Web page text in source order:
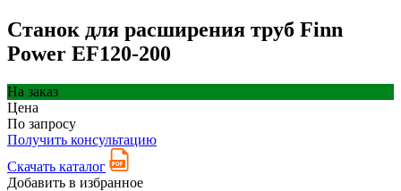
Станок для расширения труб Finn
Power EF120-200
На заказ
Цена
По запросу
Получить консультацию
Скачать каталог
Добавить в избранное